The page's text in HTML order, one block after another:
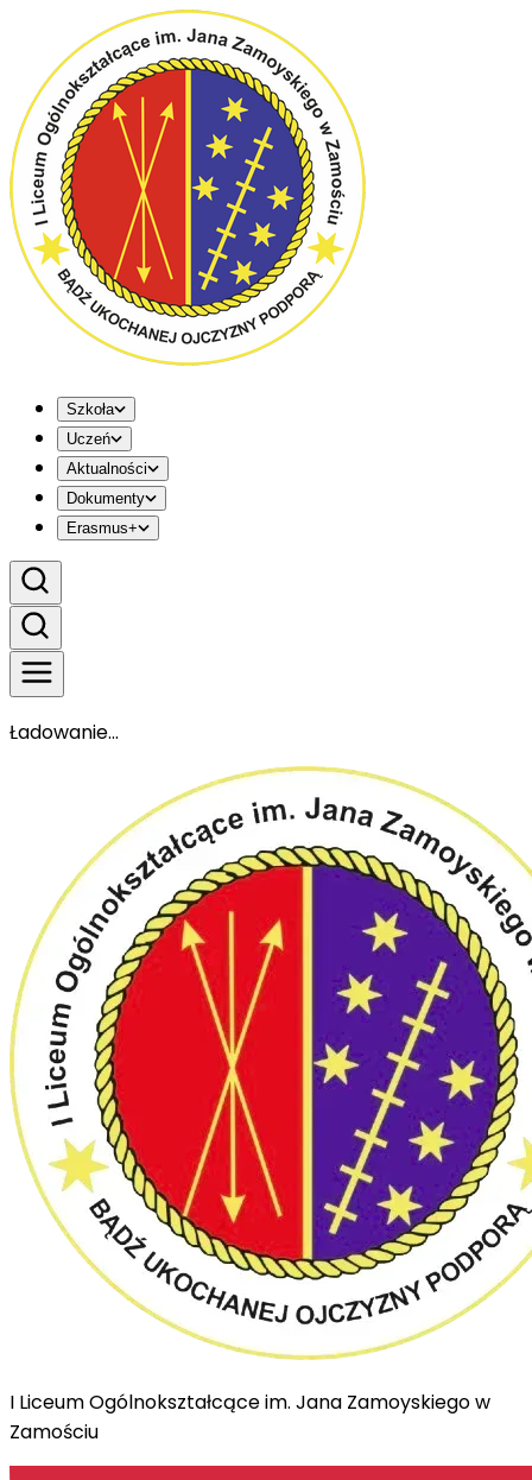
Szkoła
Uczeń
Aktualności
Dokumenty
Erasmus+
Ładowanie...
I Liceum Ogólnokształcące im. Jana Zamoyskiego w
Zamościu